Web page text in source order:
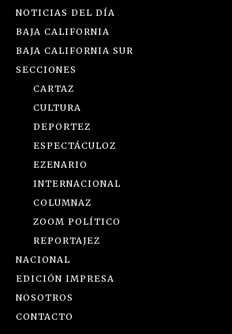
NOTICIAS DEL DÍA
BAJA CALIFORNIA
BAJA CALIFORNIA SUR
SECCIONES
CARTAZ
CULTURA
DEPORTEZ
ESPECTÁCULOZ
EZENARIO
INTERNACIONAL
COLUMNAZ
ZOOM POLÍTICO
REPORTAJEZ
NACIONAL
EDICIÓN IMPRESA
NOSOTROS
CONTACTO